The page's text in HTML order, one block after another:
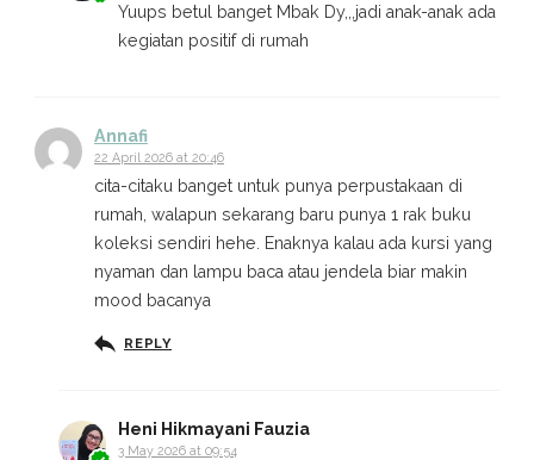
Yuups betul banget Mbak Dy,,,jadi anak-anak ada
kegiatan positif di rumah
Annafi
22 April 2026 at 20:46
cita-citaku banget untuk punya perpustakaan di
rumah, walapun sekarang baru punya 1 rak buku
koleksi sendiri hehe. Enaknya kalau ada kursi yang
nyaman dan lampu baca atau jendela biar makin
mood bacanya
REPLY
Heni Hikmayani Fauzia
3 May 2026 at 09:54